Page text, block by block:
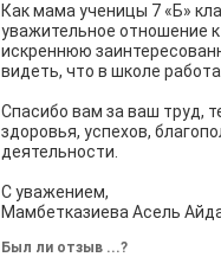
Как мама ученицы 7 «Б»
уважительное отношение
искреннюю
видеть, что в школе
Спасибо вам за ваш труд,
здоровья, успехов,
деятельности.
С уважением,
Мамбетказиева Асель
Был ли отзыв ...?